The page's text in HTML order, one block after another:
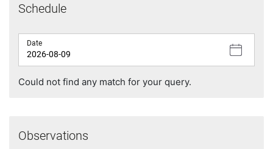
Schedule
Date
Could not find any match for your query.
Observations